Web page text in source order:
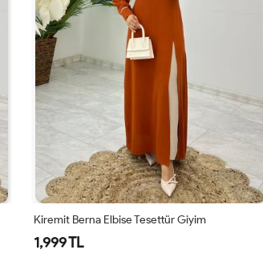
Kiremit Berna Elbise Tesettür Giyim
1,999 TL